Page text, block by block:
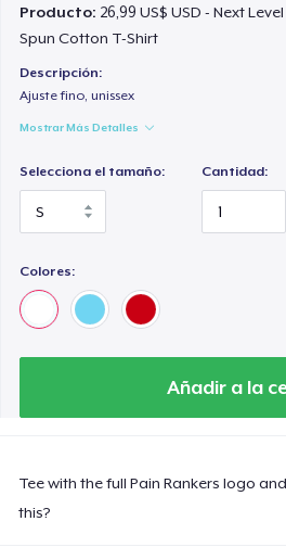
Producto: 26,99 US$ USD - Next
Spun Cotton T-Shirt
Descripción:
Ajuste fino, unissex
Mostrar Más Detalles
Selecciona el tamaño: Cantidad:
Colores:
Añadir a la
Tee with the full Pain Rankers logo
this?